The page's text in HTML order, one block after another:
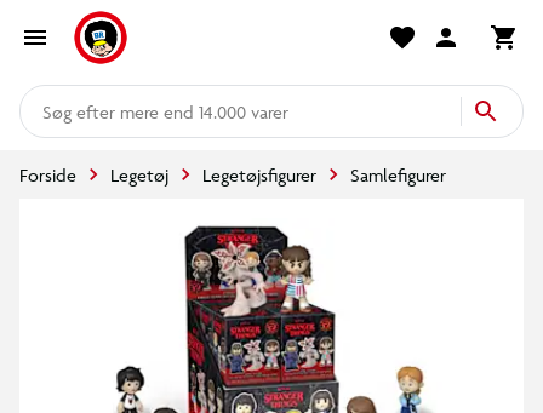
mere end 14.000 varer
Forside Legetøj Legetøjsfigurer Samlefigurer